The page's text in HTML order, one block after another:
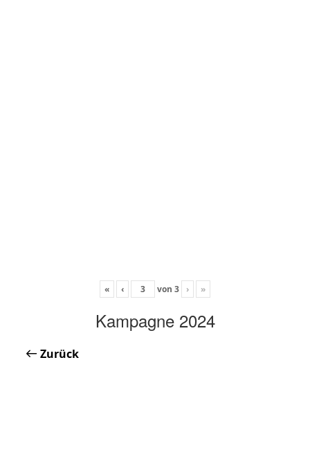
« ‹ von 3 › »
Kampagne 2024
Zurück